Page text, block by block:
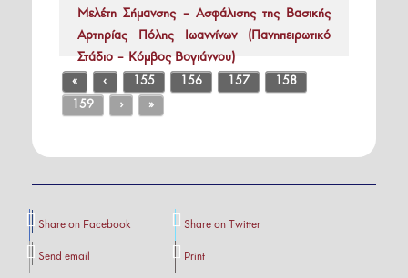
Μελέτη Σήμανσης – Ασφάλισης της Βασικής
Αρτηρίας Πόλης Ιωαννίνων (Πανηπειρωτικό
Στάδιο – Κόμβος Βογιάννου)
« ‹ 155 156 157
158
159
› »
Share on Facebook Share on Twitter
Send email Print